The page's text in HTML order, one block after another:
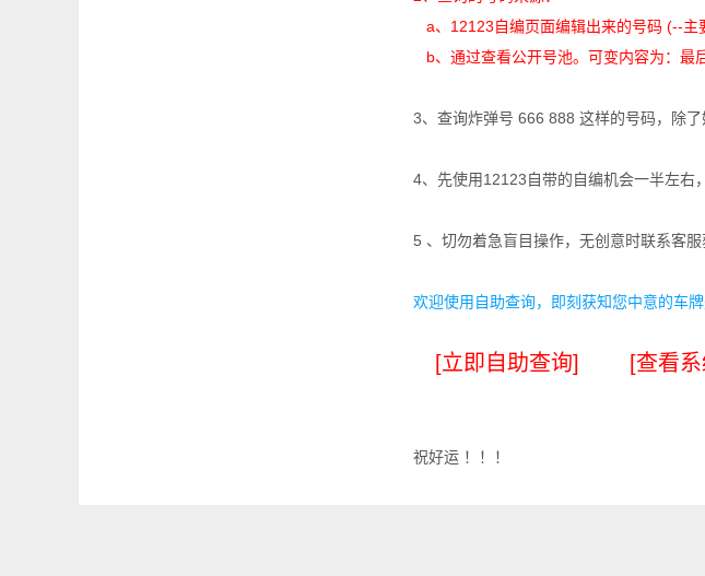
a、12123自编页面编辑出来的号码 (--主
b、通过查看公开号池。可变内容为：最
3、查询炸弹号 666 888 这样的号码，除
4、先使用12123自带的自编机会一半左右
5 、切勿着急盲目操作，无创意时联系客服
欢迎使用自助查询，即刻获知您中意的车
[立即自助查询] [查看
祝好运 ！！！